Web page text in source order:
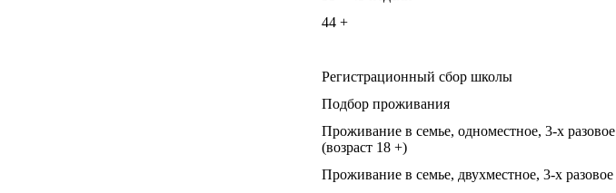
44 +
Регистрационный сбор школы
Подбор проживания
Проживание в семье, одноместное, 3-х
(возраст 18 +)
Проживание в семье, двухместное, 3-х